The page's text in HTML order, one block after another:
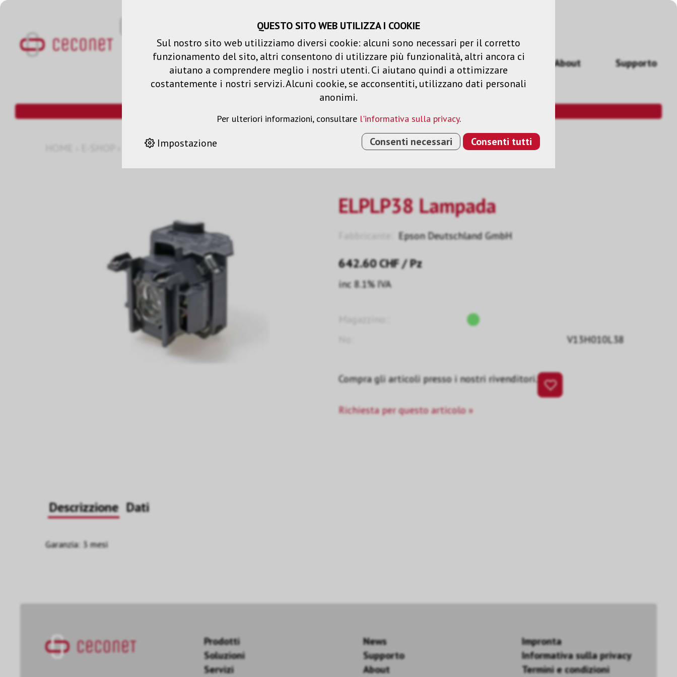
Carrello spesa Liste dei desideri
Prodotti Soluzioni Servizi News About Supporto
ELPLP38 LAMPADA
ELPLP38 Lampada
Epson Deutschland GmbH
642.60CHF/ Pz
inc 8.1% IVA
V13H010L38
Compra gli articoli presso i nostri rivenditori.
Richiesta per questo articolo »
Descrizzione Dati
Garanzia: 3 mesi
Prodotti
Soluzioni
Servizi
News
Supporto
About
Impronta
Informativa sulla privacy
Termini e condizioni
QUESTO SITO WEB UTILIZZA I COOKIE
Sul nostro sito web utilizziamo diversi cookie: alcuni sono necessari per il corretto
funzionamento del sito, altri consentono di utilizzare più funzionalità, altri ancora ci
aiutano a comprendere meglio i nostri utenti. Ci aiutano quindi a ottimizzare
costantemente i nostri servizi. Alcuni cookie, se acconsentiti, utilizzano dati personali
anonimi.
Per ulteriori informazioni, consultare l'informativa sulla privacy.
Impostazione Consenti necessari Consenti tutti